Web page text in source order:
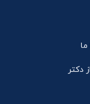
دکتر